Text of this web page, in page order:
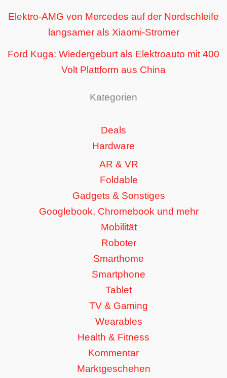
Elektro-AMG von Mercedes auf der Nordschleife
langsamer als Xiaomi-Stromer
Ford Kuga: Wiedergeburt als Elektroauto mit 400
Volt Plattform aus China
Kategorien
Deals
Hardware
AR & VR
Foldable
Gadgets & Sonstiges
Googlebook, Chromebook und mehr
Mobilität
Roboter
Smarthome
Smartphone
Tablet
TV & Gaming
Wearables
Health & Fitness
Kommentar
Marktgeschehen